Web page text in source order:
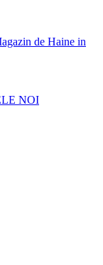
de Haine in
NOI